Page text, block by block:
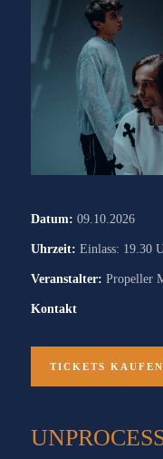
Datum: 09.10.2026
Uhrzeit: Einlass: 19.30
Veranstalter: Propeller
Kontakt
TICKETS KAUFEN